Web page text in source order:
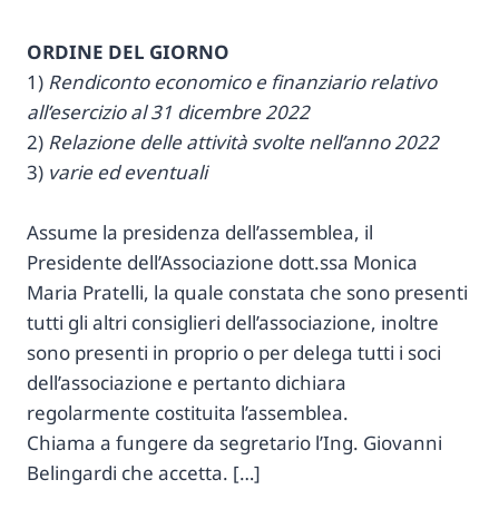
ORDINE DEL GIORNO
1) Rendiconto economico e finanziario relativo
all’esercizio al 31 dicembre 2022
2) Relazione delle attività svolte nell’anno 2022
3) varie ed eventuali
Assume la presidenza dell’assemblea, il
Presidente dell’Associazione dott.ssa Monica
Maria Pratelli, la quale constata che sono presenti
tutti gli altri consiglieri dell’associazione, inoltre
sono presenti in proprio o per delega tutti i soci
dell’associazione e pertanto dichiara
regolarmente costituita l’assemblea.
Chiama a fungere da segretario l’Ing. Giovanni
Belingardi che accetta. […]